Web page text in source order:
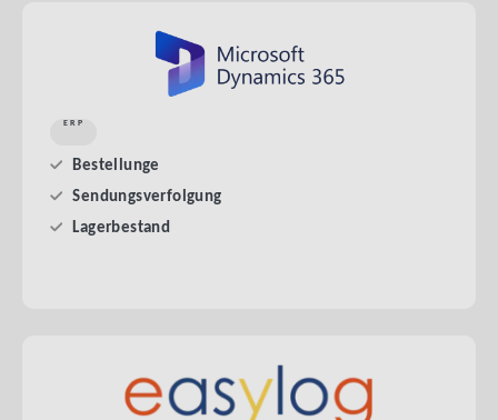
ERP
Bestellunge
Sendungsverfolgung
Lagerbestand